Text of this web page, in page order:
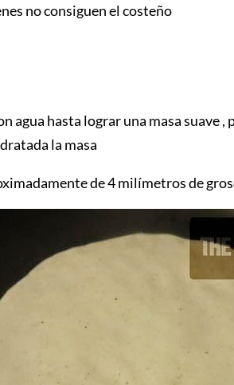
no consiguen el costeño
agua hasta lograr una masa suave
la masa
de 4 milímetros de